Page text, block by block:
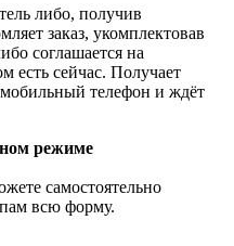
либо, получив
заказ, укомплектовав
соглашается на
есть сейчас. Получает
телефон и ждёт
режиме
самостоятельно
всю форму.